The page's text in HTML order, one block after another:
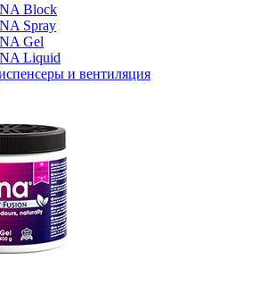
Block
Spray
Gel
Liquid
и вентиляция